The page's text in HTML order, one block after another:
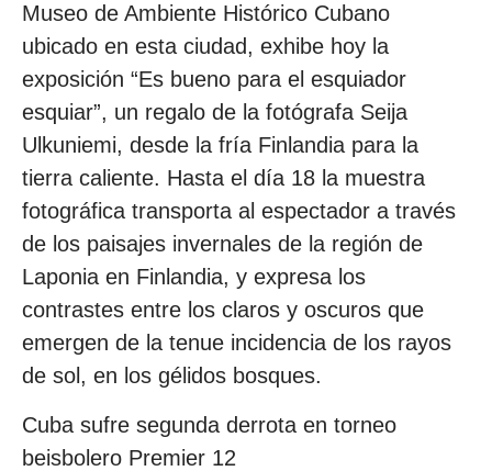
Museo de Ambiente Histórico Cubano
ubicado en esta ciudad, exhibe hoy la
exposición “Es bueno para el esquiador
esquiar”, un regalo de la fotógrafa Seija
Ulkuniemi, desde la fría Finlandia para la
tierra caliente. Hasta el día 18 la muestra
fotográfica transporta al espectador a través
de los paisajes invernales de la región de
Laponia en Finlandia, y expresa los
contrastes entre los claros y oscuros que
emergen de la tenue incidencia de los rayos
de sol, en los gélidos bosques.
Cuba sufre segunda derrota en torneo
beisbolero Premier 12